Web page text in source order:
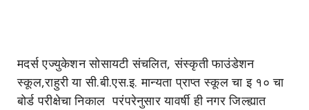
मदर्स एज्युकेशन सोसायटी संचलित, संस्कृती फाउंडेशन
स्कूल,राहुरी या सी.बी.एस.इ. मान्यता प्राप्त स्कूल चा इ १० चा
बोर्ड परीक्षेचा निकाल परंपरेनुसार यावर्षी ही नगर जिल्ह्यात